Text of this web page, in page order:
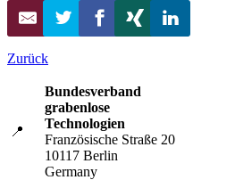
Zurück
📍
Bundesverband
grabenlose
Technologien
Französische Straße 20
10117 Berlin
Germany